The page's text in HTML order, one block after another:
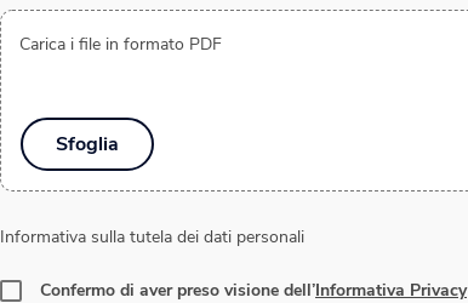
Sfoglia
Carica i file in formato PDF
Informativa sulla tutela dei dati personali
Confermo di aver preso visione dell’Informativa Privacy